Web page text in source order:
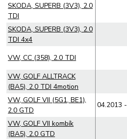
SKODA, SUPERB (3V3), 2.0
TDI
SKODA, SUPERB (3V3), 2.0
TDI 4x4
VW, CC (358), 2.0 TDI
VW, GOLF ALLTRACK
(BA5), 2.0 TDI 4motion
VW, GOLF VII (5G1, BE1),
2.0 GTD
04.2013 -
VW, GOLF VII kombík
(BA5), 2.0 GTD